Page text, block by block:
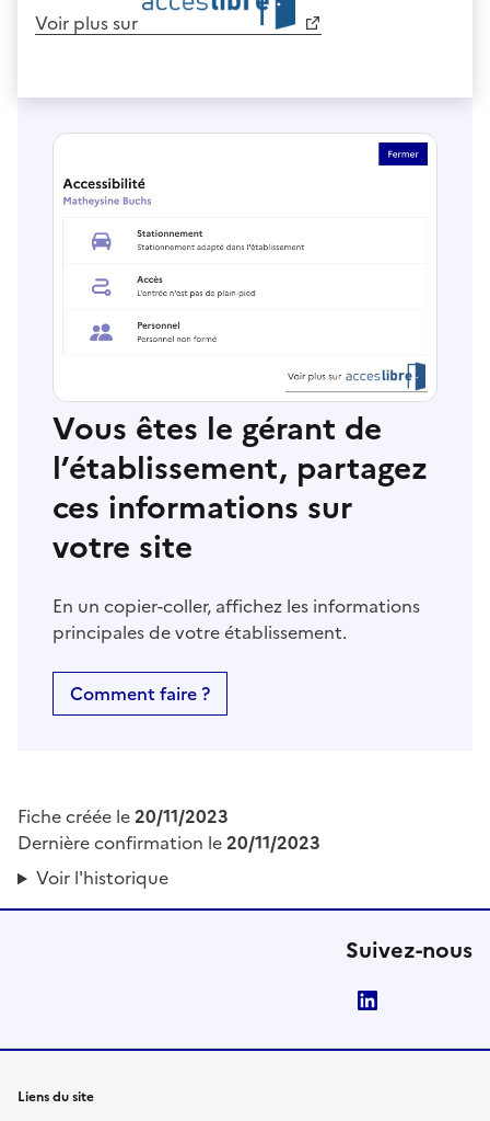
Voir plus sur
Vous êtes le gérant de
l’établissement, partagez
ces informations sur
votre site
En un copier-coller, affichez les informations
principales de votre établissement.
Comment faire ?
Fiche créée le20/11/2023
Dernière confirmation le20/11/2023
Voir l'historique
Suivez-nous
Liens du site